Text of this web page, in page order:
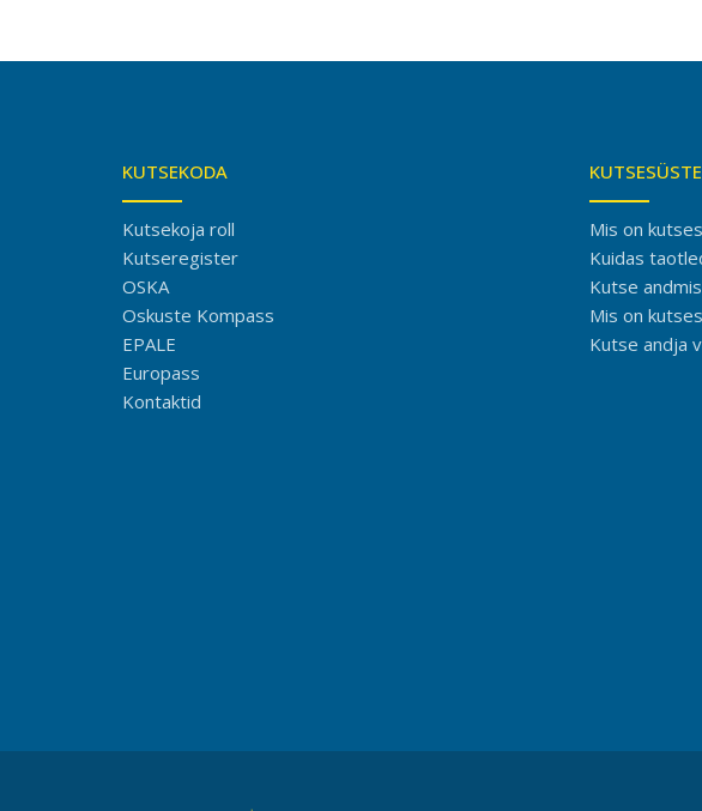
KUTSEKODA
Kutsekoja roll
Kutseregister
OSKA
Oskuste Kompass
EPALE
Europass
Kontaktid
Mis on
Kuidas
Kutse
Mis on
Kutse andja